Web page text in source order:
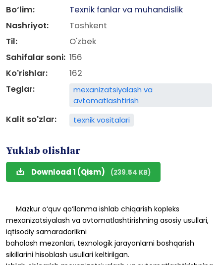
Bo‘lim:
Texnik fanlar va muhandislik
Nashriyot:
Toshkent
Til:
O'zbek
Sahifalar soni: 156
Ko'rishlar:
162
Teglar:
mexanizatsiyalash va
avtomatlashtirish
Kalit so'zlar: texnik vositalari
Yuklab olishlar
Download 1 (Qism) (239.54 KB)
Mazkur o‘quv qo‘llanma ishlab chiqarish kopleks
mexanizatsiyalash va avtomatlashtirishning asosiy usullari,
iqtisodiy samaradorlikni
baholash mezonlari, texnologik jarayonlarni boshqarish
sikillarini hisoblash usullari keltirilgan.